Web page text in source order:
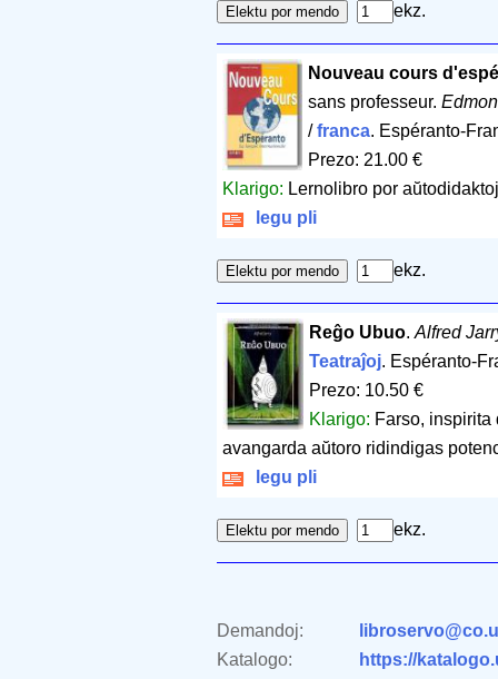
ekz.
Nouveau cours
sans professeur.
/franca. Espéranto-
Prezo: 21.00 €
Klarigo: Lernolibro por
legu pli
ekz.
Reĝo Ubuo. Alfred
Teatraĵoj. Espéranto-
Prezo: 10.50 €
Klarigo: Farso, inspirita
avangarda aŭtoro ridindigas
legu pli
ekz.
Demandoj:
Katalogo:
https://